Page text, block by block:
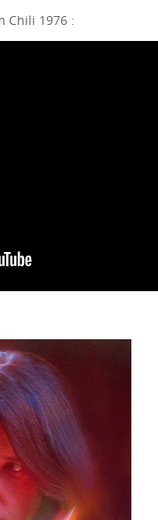
Chili 1976 :